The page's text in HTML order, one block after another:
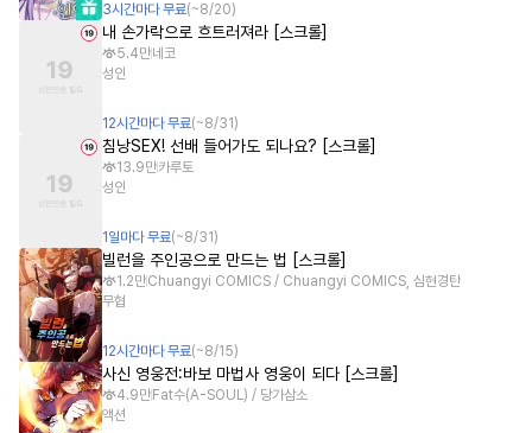
3시간마다 무료(~8/20)
내 손가락으로 흐트러져라 [스크롤]
5.4만네코
성인
12시간마다 무료(~8/31 )
침낭SEX! 선배 들어가도 되나요? [스크롤]
13.9만카루토
성인
1 일마다 무료(~8/31 )
빌런을 주인공으로 만드는 법 [스크롤]
1.2만Chuangyi COMICS / Chuangyi COMICS, 심현경탄
무협
12시간마다 무료(~8/15)
사신 영웅전:바보 마법사 영웅이 되다 [스크롤]
4.9만 Fat수(A-SOUL) / 당가삼소
액션